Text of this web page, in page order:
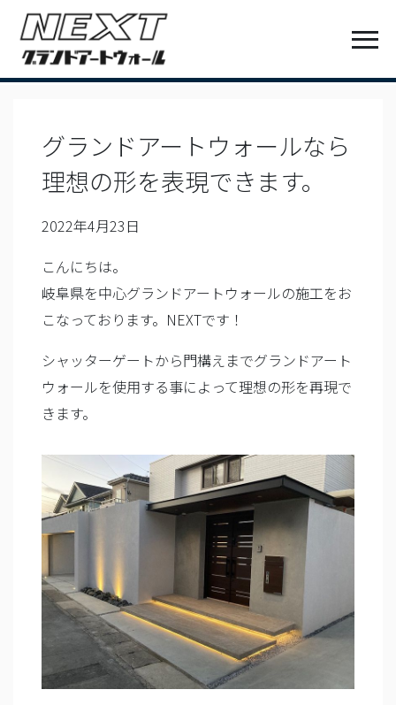
グランドアートウォールなら
理想の形を表現できます。
2022年4月23日
こんにちは。
岐阜県を中心グランドアートウォールの施工をお
こなっております。NEXTです！
シャッターゲートから門構えまでグランドアート
ウォールを使用する事によって理想の形を再現で
きます。